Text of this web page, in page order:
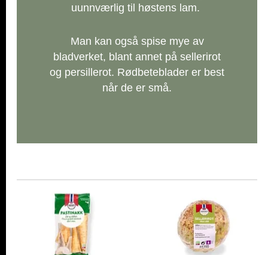
uunnværlig til høstens lam.
Man kan også spise mye av
bladverket, blant annet på sellerirot
og persillerot. Rødbeteblader er best
når de er små.